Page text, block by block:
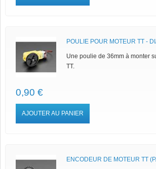
POULIE POUR MOTEUR TT -
Une poulie de 36mm à monter
TT.
0,90 €
AJOUTER AU PANIER
ENCODEUR DE MOTEUR TT